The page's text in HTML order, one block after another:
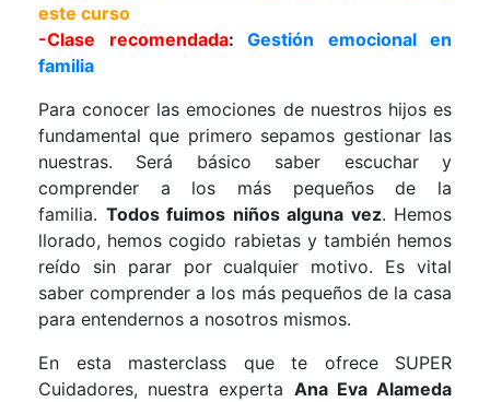
este curso
-Clase recomendada: Gestión emocional en
familia
Para conocer las emociones de nuestros hijos es
fundamental que primero sepamos gestionar las
nuestras. Será básico saber escuchar y
comprender a los más pequeños de la
familia. Todos fuimos niños alguna vez. Hemos
llorado, hemos cogido rabietas y también hemos
reído sin parar por cualquier motivo. Es vital
saber comprender a los más pequeños de la casa
para entendernos a nosotros mismos.
En esta masterclass que te ofrece SUPER
Cuidadores, nuestra experta Ana Eva Alameda